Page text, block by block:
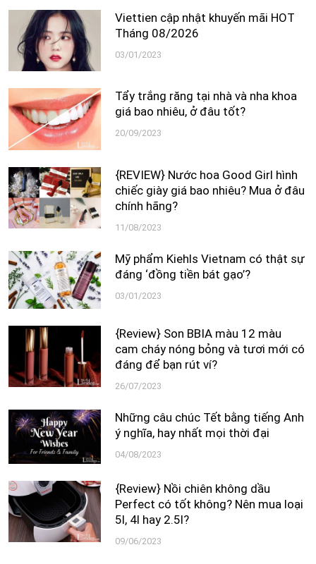
Viettien cập nhật khuyến mãi HOT
Tháng 08/2026
03/01/2023
Tẩy trắng răng tại nhà và nha khoa
giá bao nhiêu, ở đâu tốt?
20/09/2023
{REVIEW} Nước hoa Good Girl hình
chiếc giày giá bao nhiêu? Mua ở đâu
chính hãng?
11/08/2023
Mỹ phẩm Kiehls Vietnam có thật sự
đáng ‘đồng tiền bát gạo’?
03/01/2023
{Review} Son BBIA màu 12 màu
cam cháy nóng bỏng và tươi mới có
đáng để bạn rút ví?
26/07/2023
Những câu chúc Tết bằng tiếng Anh
ý nghĩa, hay nhất mọi thời đại
04/08/2023
{Review} Nồi chiên không dầu
Perfect có tốt không? Nên mua loại
5l, 4l hay 2.5l?
09/06/2023